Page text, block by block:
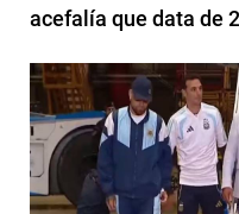
acefalía que data de